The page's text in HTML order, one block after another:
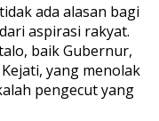
ada alasan bagi
aspirasi rakyat.
baik Gubernur,
yang menolak
pengecut yang